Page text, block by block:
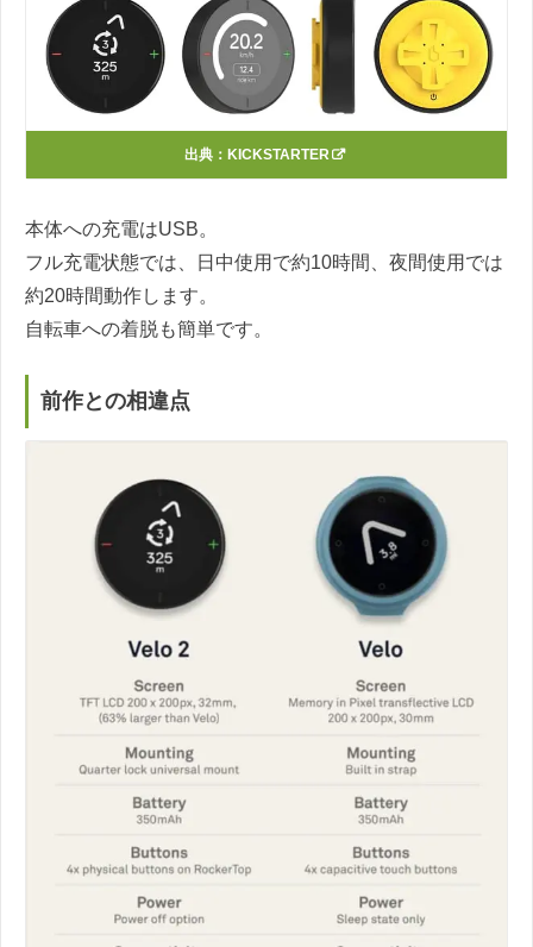
出典： KICKSTARTER
本体への充電はUSB。
フル充電状態では、日中使用で約10時間、夜間使用では
約20時間動作します。
自転車への着脱も簡単です。
前作との相違点